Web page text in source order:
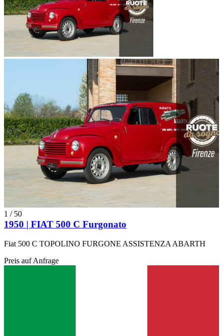
1 / 50
1950 | FIAT 500 C Furgonato
Fiat 500 C TOPOLINO FURGONE ASSISTENZA ABARTH
Preis auf Anfrage